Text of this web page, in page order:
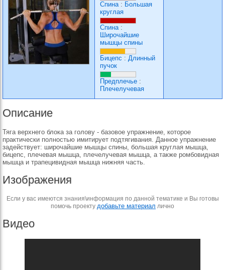
Спина: Большая
круглая
Спина:
Широчайшие
мышцы спины
Бицепс : Длинный
пучок
Предплечье :
Плечелучевая
Описание
Тяга верхнего блока за голову - базовое упражнение, которое
практически полностью имитирует подтягивания. Данное упражнение
задействует: широчайшие мышцы спины, большая круглая мышца,
бицепс, плечевая мышца, плечелучевая мышца, а также ромбовидная
мышца и трапецивидная мышца нижняя часть.
Изображения
Если у вас имеются знания\информация по данной тематике и Вы готовы
помочь проекту добавьте материал лично
Видео